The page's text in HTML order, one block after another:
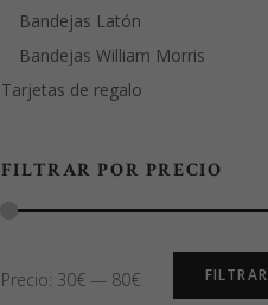
Bandejas Latón
Bandejas William Morris
Tarjetas de regalo
FILTRAR POR PRECIO
FILTRAR
Precio: 30€— 80€